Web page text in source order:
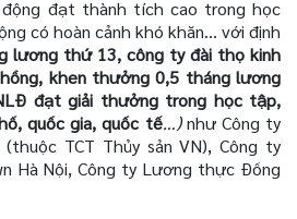
đạt thành tích cao trong học
có hoàn cảnh khó khăn… với định
lương thứ 13, công ty đài thọ kinh
khen thưởng 0,5 tháng lương
đạt giải thưởng trong học tập,
quốc gia, quốc tế…)như Công ty
TCT Thủy sản VN), Công ty
Hà Nội, Công ty Lương thực Đồng